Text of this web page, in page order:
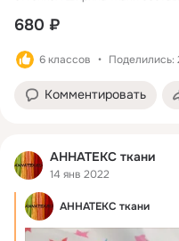
погонный метр ткани Оптовая
цветочным принтом будет
680 ₽
6 классов Поделились:
Комментировать
АННАТЕКС ткани
14 янв 2022
АННАТЕКС ткани